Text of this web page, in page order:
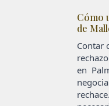
Cómo
de
Contar
en